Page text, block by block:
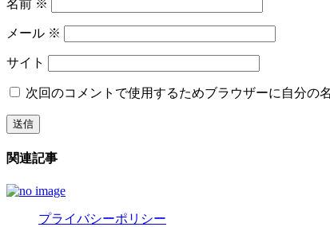
名前 ※
メール ※
サイト
次回のコメントで使用するためブラウザーに自分の
関連記事
プライバシーポリシー